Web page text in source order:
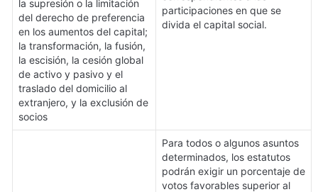
la supresión o la limitación
del derecho de preferencia
en los aumentos del capital;
la transformación, la fusión,
la escisión, la cesión global
de activo y pasivo y el
traslado del domicilio al
extranjero, y la exclusión de
socios
participaciones en que se
divida el capital social.
Para todos o algunos asuntos
determinados, los estatutos
podrán exigir un porcentaje de
votos favorables superior al